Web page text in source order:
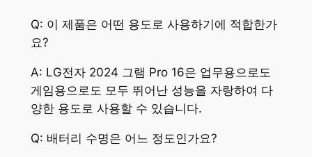
Q: 이 제품은 어떤 용도로 사용하기에 적합한가
요?
A: LG전자 2024 그램 Pro 16은 업무용으로도
게임용으로도 모두 뛰어난 성능을 자랑하여 다
양한 용도로 사용할 수 있습니다.
Q: 배터리 수명은 어느 정도인가요?